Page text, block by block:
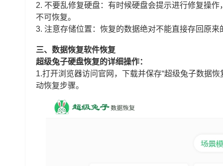
2. 不要乱修复硬盘：有时候硬盘会提示进行修复操
不可恢复。
3. 注意存储位置：恢复的数据绝对不能直接存回原
三、数据恢复软件恢复
超级兔子硬盘恢复的详细操作：
1.打开浏览器访问官网，下载并保存“超级兔子数据恢
动恢复步骤。